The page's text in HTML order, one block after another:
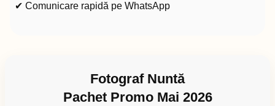
✔ Comunicare rapidă pe WhatsApp
Fotograf Nuntă
Pachet Promo Mai 2026